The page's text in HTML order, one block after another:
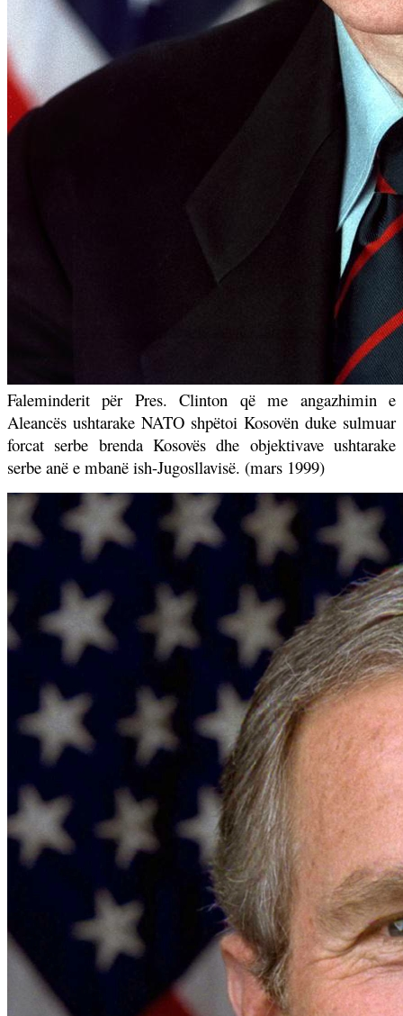
Faleminderit për Pres. Clinton që me angazhimin e
Aleancës ushtarake NATO shpëtoi Kosovën duke sulmuar
forcat serbe brenda Kosovës dhe objektivave ushtarake
serbe anë e mbanë ish-Jugosllavisë. (mars 1999)